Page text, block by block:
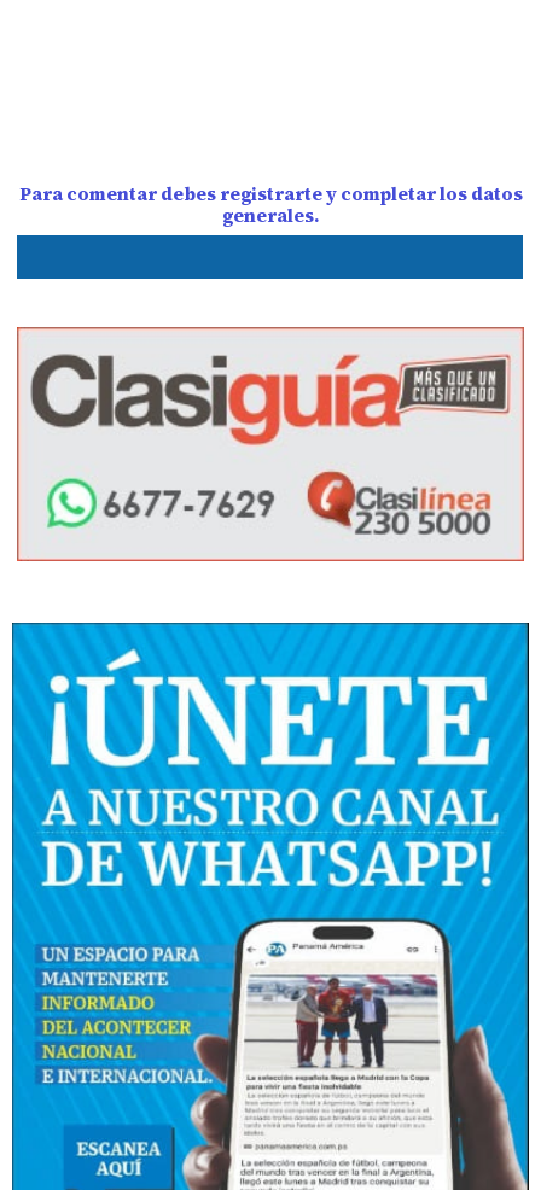
Para comentar debes registrarte y completar los datos
generales.